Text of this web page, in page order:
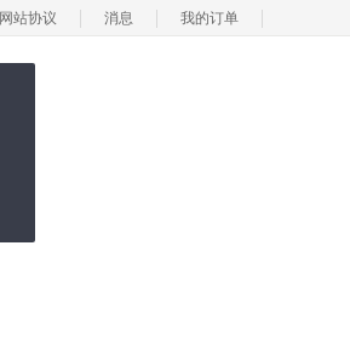
网站协议 消息 我的订单